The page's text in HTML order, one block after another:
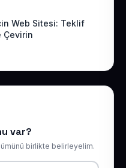
Web Sitesi: Teklif
Çevirin
var?
birlikte belirleyelim.